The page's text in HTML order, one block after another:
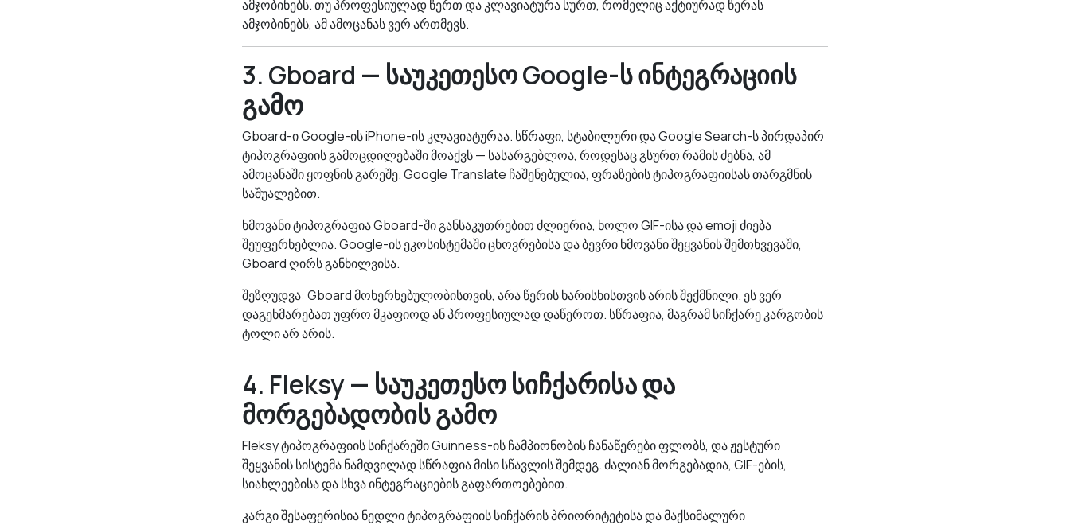
ამჯობინებს. თუ პროფესიულად წერთ და კლავიატურა სურთ, რომელიც აქტიურად წერას
ამჯობინებს, ამ ამოცანას ვერ ართმევს.
3. Gboard — საუკეთესო Google-ს ინტეგრაციის
გამო
Gboard-ი Google-ის iPhone-ის კლავიატურაა. სწრაფი, სტაბილური და Google Search-ს პირდაპირ
ტიპოგრაფიის გამოცდილებაში მოაქვს — სასარგებლოა, როდესაც გსურთ რამის ძებნა, ამ
ამოცანაში ყოფნის გარეშე. Google Translate ჩაშენებულია, ფრაზების ტიპოგრაფიისას თარგმნის
საშუალებით.
ხმოვანი ტიპოგრაფია Gboard-ში განსაკუთრებით ძლიერია, ხოლო GIF-ისა და emoji ძიება
შეუფერხებლია. Google-ის ეკოსისტემაში ცხოვრებისა და ბევრი ხმოვანი შეყვანის შემთხვევაში,
Gboard ღირს განხილვისა.
შეზღუდვა: Gboard მოხერხებულობისთვის, არა წერის ხარისხისთვის არის შექმნილი. ეს ვერ
დაგეხმარებათ უფრო მკაფიოდ ან პროფესიულად დაწეროთ. სწრაფია, მაგრამ სიჩქარე კარგობის
ტოლი არ არის.
4. Fleksy — საუკეთესო სიჩქარისა და
მორგებადობის გამო
Fleksy ტიპოგრაფიის სიჩქარეში Guinness-ის ჩამპიონობის ჩანაწერები ფლობს, და ჟესტური
შეყვანის სისტემა ნამდვილად სწრაფია მისი სწავლის შემდეგ. ძალიან მორგებადია, GIF-ების,
სიახლეებისა და სხვა ინტეგრაციების გაფართოებებით.
კარგი შესაფერისია ნედლი ტიპოგრაფიის სიჩქარის პრიორიტეტისა და მაქსიმალური